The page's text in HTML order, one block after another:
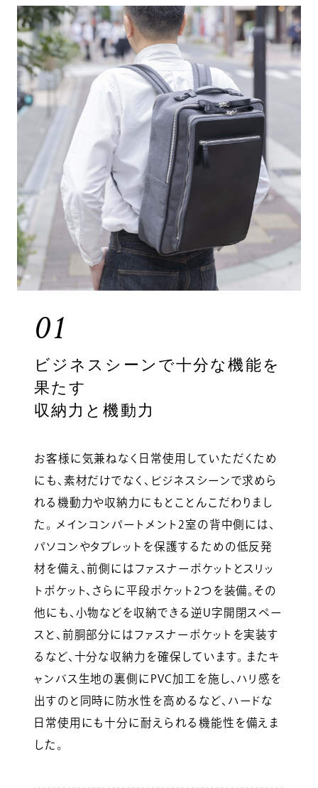
01
ビジネスシーンで十分な機能を
果たす
収納力と機動力
お客様に気兼ねなく日常使用していただくため
にも、素材だけでなく、ビジネスシーンで求めら
れる機動力や収納力にもとことんこだわりまし
た。 メインコンパートメント2室の背中側には、
パソコンやタブレットを保護するための低反発
材を備え、前側にはファスナーポケットとスリッ
トポケット、さらに平段ポケット2つを装備。その
他にも、小物などを収納できる逆U字開閉スペー
スと、前胴部分にはファスナーポケットを実装す
るなど、十分な収納力を確保しています。 またキ
ャンバス生地の裏側にPVC加工を施し、ハリ感を
出すのと同時に防水性を高めるなど、ハードな
日常使用にも十分に耐えられる機能性を備えま
した。